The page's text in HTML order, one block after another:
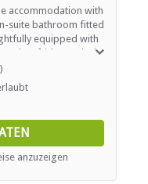
accommodation with
suite bathroom fitted
equipped with
a bar fridge, a desk,
making facilities
stay.
anzuzeigen